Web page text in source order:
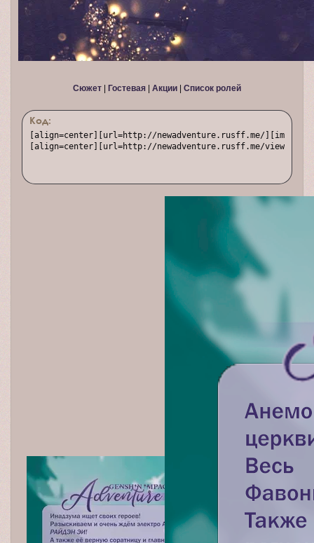
Сюжет Гостевая Акции Список ролей
Код:
[align=center][url=http://newadventure.rusff.me/
[align=center][url=http://newadventure.rusff.me/